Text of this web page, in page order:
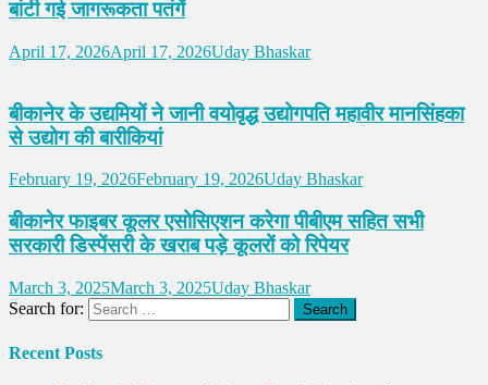
बांटी गई जागरूकता पतंगें
April 17, 2026April 17, 2026Uday Bhaskar
बीकानेर के उद्यमियों ने जानी वयोवृद्ध उद्योगपति महावीर मानसिंहका
से उद्योग की बारीकियां
February 19, 2026February 19, 2026Uday Bhaskar
बीकानेर फाइबर कूलर एसोसिएशन करेगा पीबीएम सहित सभी
सरकारी डिस्पेंसरी के खराब पड़े कूलरों को रिपेयर
March 3, 2025March 3, 2025Uday Bhaskar
Search for:
Recent Posts